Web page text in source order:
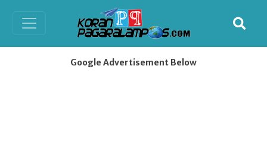
Google Advertisement Below